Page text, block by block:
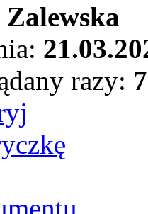
razy: